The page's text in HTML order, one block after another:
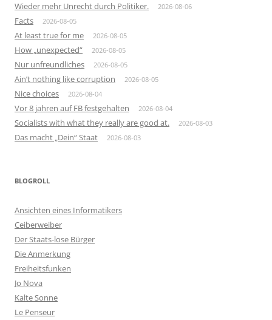
Wieder mehr Unrecht durch Politiker. 2026-08-06
Facts 2026-08-05
At least true for me 2026-08-05
How „unexpected“ 2026-08-05
Nur unfreundliches 2026-08-05
Ain’t nothing like corruption 2026-08-05
Nice choices 2026-08-04
Vor 8 jahren auf FB festgehalten 2026-08-04
Socialists with what they really are good at. 2026-08-03
Das macht „Dein“ Staat 2026-08-03
BLOGROLL
Ansichten eines Informatikers
Ceiberweiber
Der Staats-lose Bürger
Die Anmerkung
Freiheitsfunken
Jo Nova
Kalte Sonne
Le Penseur